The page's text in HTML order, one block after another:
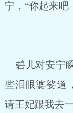
宁，“你起来吧
碧儿对安宁
些泪眼婆娑道
请王妃跟我去